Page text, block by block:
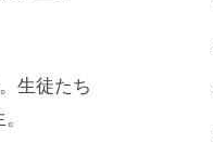
生徒たち